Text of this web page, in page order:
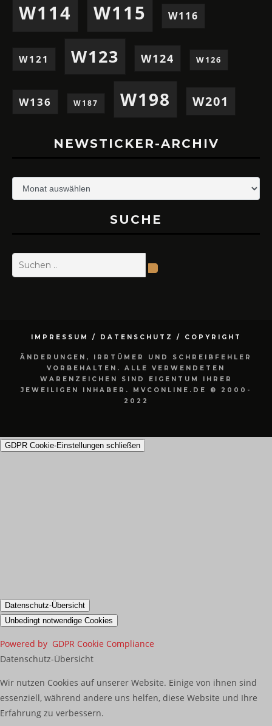
W114 W115 W116
W121 W123 W124 W126
W136 W187 W198 W201
NEWSTICKER-ARCHIV
Newsticker-
Archiv
SUCHE
IMPRESSUM / DATENSCHUTZ / COPYRIGHT
ÄNDERUNGEN, IRRTÜMER UND SCHREIBFEHLER
VORBEHALTEN. ALLE VERWENDETEN
WARENZEICHEN SIND EIGENTUM IHRER
JEWEILIGEN INHABER. MVCONLINE.DE © 2000-
2022
GDPR Cookie-Einstellungen schließen
Datenschutz-Übersicht
Unbedingt notwendige Cookies
Powered by GDPR Cookie Compliance
Datenschutz-Übersicht
Wir nutzen Cookies auf unserer Website. Einige von ihnen sind
essenziell, während andere uns helfen, diese Website und Ihre
Erfahrung zu verbessern.